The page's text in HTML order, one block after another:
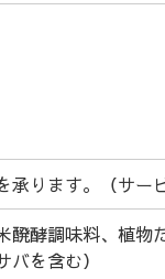
ります。（サー
醗酵調味料、植
を含む）